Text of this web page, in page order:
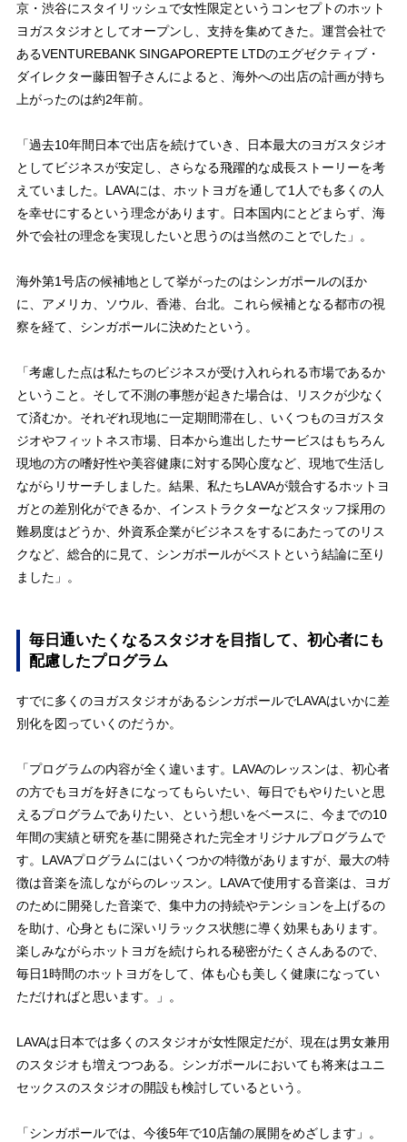
京・渋谷にスタイリッシュで女性限定というコンセプトのホット
ヨガスタジオとしてオープンし、支持を集めてきた。運営会社で
あるVENTUREBANK SINGAPOREPTE LTDのエグゼクティブ・
ダイレクター藤田智子さんによると、海外への出店の計画が持ち
上がったのは約2年前。
「過去10年間日本で出店を続けていき、日本最大のヨガスタジオ
としてビジネスが安定し、さらなる飛躍的な成長ストーリーを考
えていました。LAVAには、ホットヨガを通して1人でも多くの人
を幸せにするという理念があります。日本国内にとどまらず、海
外で会社の理念を実現したいと思うのは当然のことでした」。
海外第1号店の候補地として挙がったのはシンガポールのほか
に、アメリカ、ソウル、香港、台北。これら候補となる都市の視
察を経て、シンガポールに決めたという。
「考慮した点は私たちのビジネスが受け入れられる市場であるか
ということ。そして不測の事態が起きた場合は、リスクが少なく
て済むか。それぞれ現地に一定期間滞在し、いくつものヨガスタ
ジオやフィットネス市場、日本から進出したサービスはもちろん
現地の方の嗜好性や美容健康に対する関心度など、現地で生活し
ながらリサーチしました。結果、私たちLAVAが競合するホットヨ
ガとの差別化ができるか、インストラクターなどスタッフ採用の
難易度はどうか、外資系企業がビジネスをするにあたってのリス
クなど、総合的に見て、シンガポールがベストという結論に至り
ました」。
毎日通いたくなるスタジオを目指して、初心者にも
配慮したプログラム
すでに多くのヨガスタジオがあるシンガポールでLAVAはいかに差
別化を図っていくのだうか。
「プログラムの内容が全く違います。LAVAのレッスンは、初心者
の方でもヨガを好きになってもらいたい、毎日でもやりたいと思
えるプログラムでありたい、という想いをベースに、今までの10
年間の実績と研究を基に開発された完全オリジナルプログラムで
す。LAVAプログラムにはいくつかの特徴がありますが、最大の特
徴は音楽を流しながらのレッスン。LAVAで使用する音楽は、ヨガ
のために開発した音楽で、集中力の持続やテンションを上げるの
を助け、心身ともに深いリラックス状態に導く効果もあります。
楽しみながらホットヨガを続けられる秘密がたくさんあるので、
毎日1時間のホットヨガをして、体も心も美しく健康になってい
ただければと思います。」。
LAVAは日本では多くのスタジオが女性限定だが、現在は男女兼用
のスタジオも増えつつある。シンガポールにおいても将来はユニ
セックスのスタジオの開設も検討しているという。
「シンガポールでは、今後5年で10店舗の展開をめざします」。